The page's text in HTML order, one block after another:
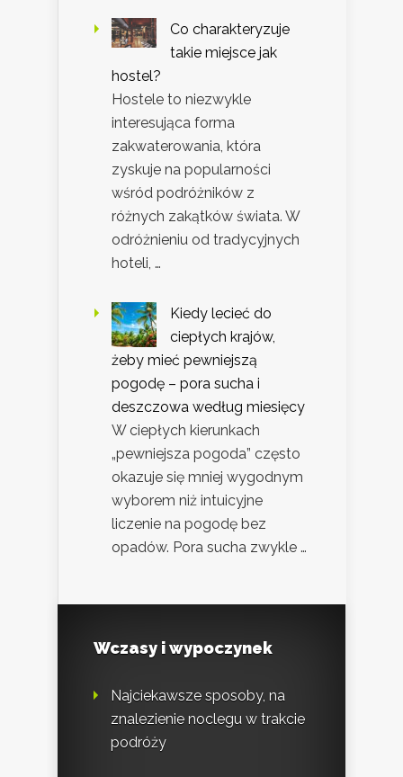
Co charakteryzuje
takie miejsce jak
hostel?
Hostele to niezwykle
interesująca forma
zakwaterowania, która
zyskuje na popularności
wśród podróżników z
różnych zakątków świata. W
odróżnieniu od tradycyjnych
hoteli, …
Kiedy lecieć do
ciepłych krajów,
żeby mieć pewniejszą
pogodę – pora sucha i
deszczowa według miesięcy
W ciepłych kierunkach
„pewniejsza pogoda” często
okazuje się mniej wygodnym
wyborem niż intuicyjne
liczenie na pogodę bez
opadów. Pora sucha zwykle …
Wczasy i wypoczynek
Najciekawsze sposoby, na
znalezienie noclegu w trakcie
podróży